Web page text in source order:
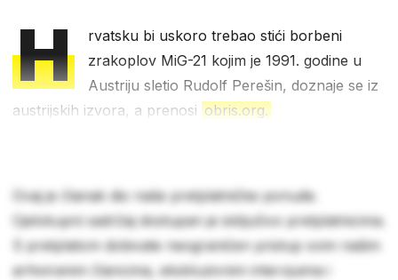
H
rvatsku bi uskoro trebao stići borbeni
zrakoplov MiG-21 kojim je 1991. godine u
Austriju sletio Rudolf Perešin, doznaje se iz
austrijskih izvora, a prenosi obris.org.
Ovaj je članak dio naše pretplatničke ponude.
Cjelokupni sadržaj dostupan je isključivo pretplatnicima.
S pretplatom dobivate neograničen pristup svim našim
arhiviranim člancima, ekskluzivnim intervjuima i